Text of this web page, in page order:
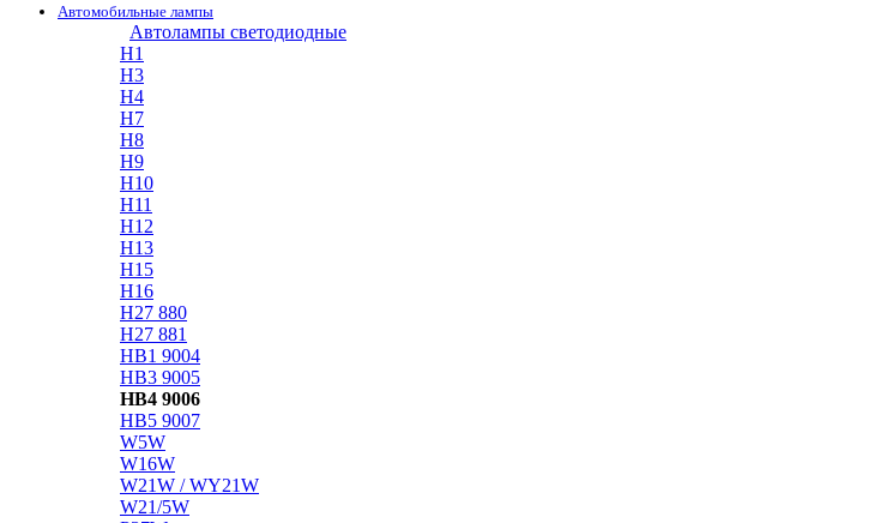
Автомобильные лампы
Автолампы светодиодные
H1
H3
H4
H7
H8
H9
H10
H11
H12
H13
H15
H16
H27 880
H27 881
HB1 9004
HB3 9005
HB4 9006
HB5 9007
W5W
W16W
W21W / WY21W
W21/5W